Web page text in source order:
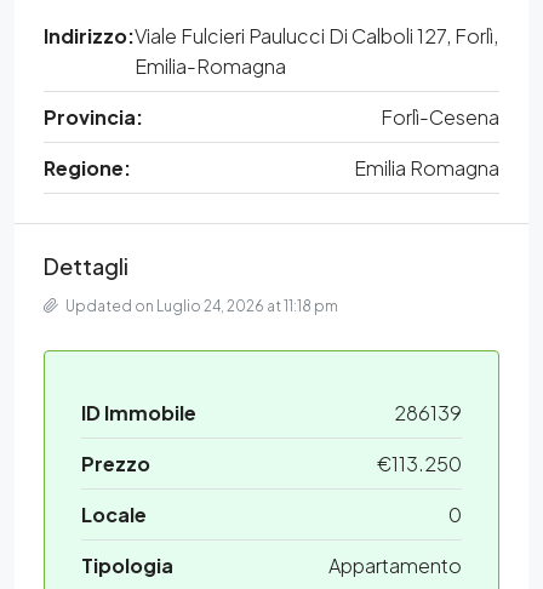
Indirizzo:Viale Fulcieri Paulucci Di Calboli 127, Forlì,
Emilia-Romagna
Provincia:
Forlì-Cesena
Regione:
Emilia Romagna
Dettagli
Updated on Luglio 24, 2026 at 11:18 pm
ID Immobile
286139
Prezzo
€113.250
Locale
0
Tipologia
Appartamento